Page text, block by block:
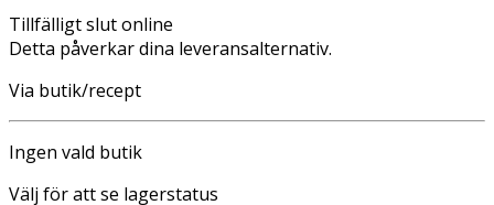
Tillfälligt slut online
Detta påverkar dina leveransalternativ.
Via butik/recept
Ingen vald butik
Välj för att se lagerstatus